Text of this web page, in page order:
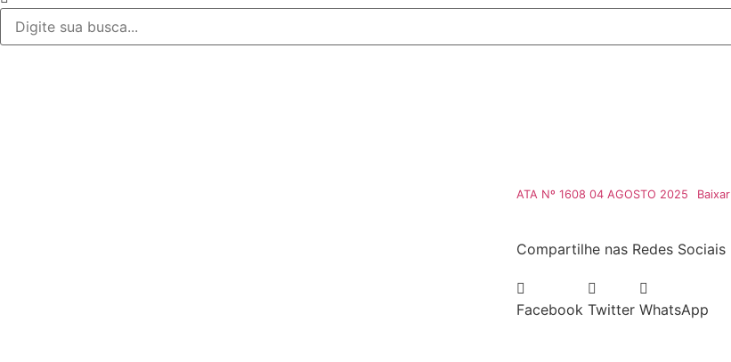
ATA Nº 1608 04 AGOSTO 2025 Baixar
Compartilhe nas Redes Sociais
Facebook Twitter WhatsApp